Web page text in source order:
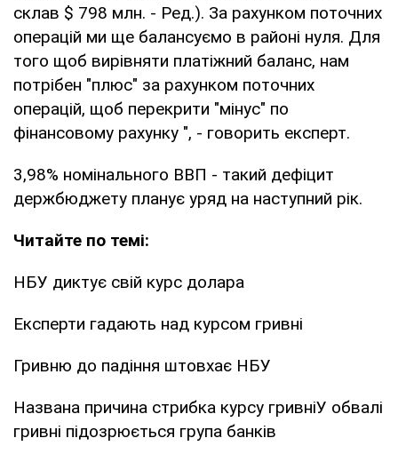
склав $ 798 млн. - Ред.). За рахунком поточних
операцій ми ще балансуємо в районі нуля. Для
того щоб вирівняти платіжний баланс, нам
потрібен "плюс" за рахунком поточних
операцій, щоб перекрити "мінус" по
фінансовому рахунку ", - говорить експерт.
3,98% номінального ВВП - такий дефіцит
держбюджету планує уряд на наступний рік.
Читайте по темі:
НБУ диктує свій курс долара
Експерти гадають над курсом гривні
Гривню до падіння штовхає НБУ
Названа причина стрибка курсу гривніУ обвалі
гривні підозрюється група банків